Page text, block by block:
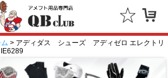
> アディダス シューズ アディゼロ エレクトリ